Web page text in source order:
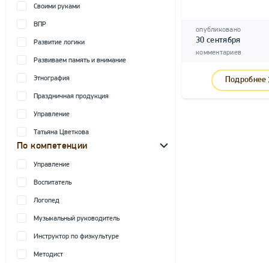
Своими руками
ВПР
Развитие логики
Развиваем память и внимание
Этнография
Праздничная продукция
Управление
Татьяна Цветкова
По компетенции
Управление
Воспитатель
Логопед
Музыкальный руководитель
Инструктор по физкультуре
Методист
опубликовано
30 сентября
комментариев
Подробнее